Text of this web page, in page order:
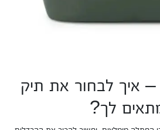
– איך לבחור את תיק
לך?